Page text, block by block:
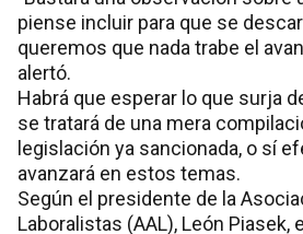
piense incluir para que se
queremos que nada trabe el
alertó.
Habrá que esperar lo que surja
se tratará de una mera
legislación ya sancionada, o sí
avanzará en estos temas.
Según el presidente de la
Laboralistas (AAL), León Piasek,